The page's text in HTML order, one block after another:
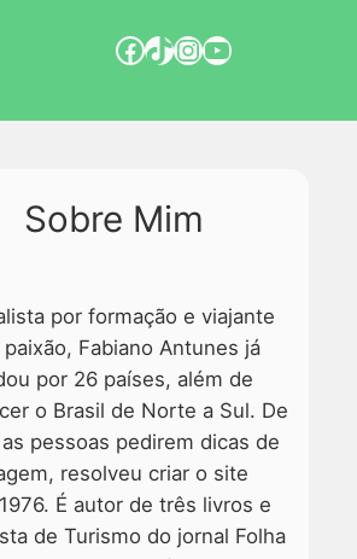
Sobre Mim
por formação e viajante
paixão, Fabiano Antunes já
por 26 países, além de
o Brasil de Norte a Sul. De
pessoas pedirem dicas de
resolveu criar o site
É autor de três livros e
de Turismo do jornal Folha